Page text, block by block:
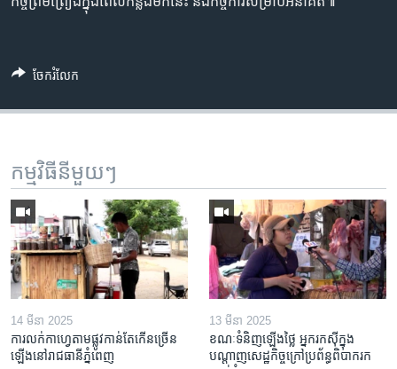
ចែករំលែក
កម្មវិធី​នីមួយៗ
14 មីនា 2025
ការលក់​កាហ្វេ​តាម​ផ្លូវ​កាន់តែ​កើន​ច្រើន​
ឡើង​នៅ​រាជធានី​ភ្នំពេញ
13 មីនា 2025
ខណៈទំនិញឡើងថ្លៃ អ្នករកស៊ីក្នុង​
បណ្តាញ​សេដ្ឋកិច្ចក្រៅ​ប្រព័ន្ធពិបាក​រក​